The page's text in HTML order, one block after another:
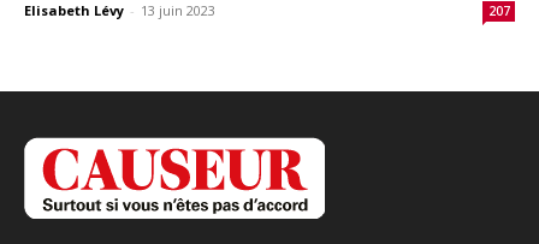
Elisabeth Lévy - 13 juin 2023 207